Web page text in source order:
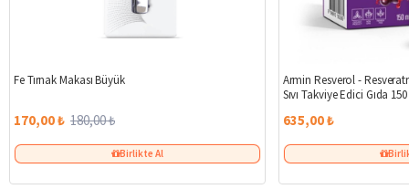
Fe Tırnak Makası Büyük
170,00 ₺ 180,00 ₺
Birlikte Al
Armin Resverol -
Sıvı Takviye Edici Gıda
635,00 ₺